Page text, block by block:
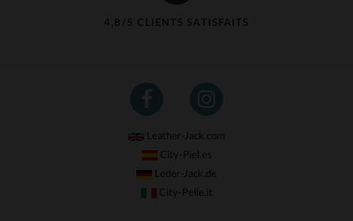
4,8/5 CLIENTS SATISFAITS
Leather-Jack.com
City-Piel.es
Leder-Jack.de
City-Pelle.it